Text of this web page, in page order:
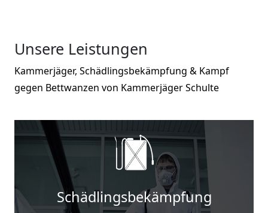
Unsere Leistungen
Kammerjäger, Schädlingsbekämpfung & Kampf
gegen Bettwanzen von Kammerjäger Schulte
Schädlingsbekämpfung